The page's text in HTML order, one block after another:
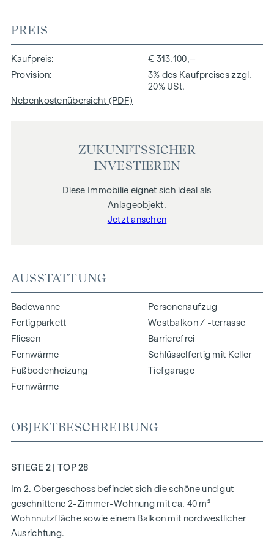
PREIS
Kaufpreis
€ 313.100,–
Provision
3% des Kaufpreises zzgl.
20% USt.
Nebenkostenübersicht (PDF)
ZUKUNFTSSICHER
INVESTIEREN
Diese Immobilie eignet sich ideal als
Anlageobjekt.
Jetzt ansehen
AUSSTATTUNG
Badewanne
Fertigparkett
Fliesen
Fernwärme
Fußbodenheizung
Fernwärme
Personenaufzug
Westbalkon / -terrasse
Barrierefrei
Schlüsselfertig mit Keller
Tiefgarage
OBJEKTBESCHREIBUNG
STIEGE 2 | TOP 28
Im 2. Obergeschoss befindet sich die schöne und gut
geschnittene 2-Zimmer-Wohnung mit ca. 40 m²
Wohnnutzfläche sowie einem Balkon mit nordwestlicher
Ausrichtung.